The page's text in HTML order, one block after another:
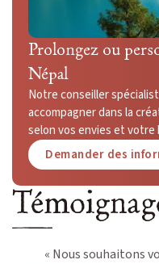
Prolongez ou
Népal
Notre conseiller
accompagner dans la
selon vos envies et votre
Demander des
« Nous souhaitons